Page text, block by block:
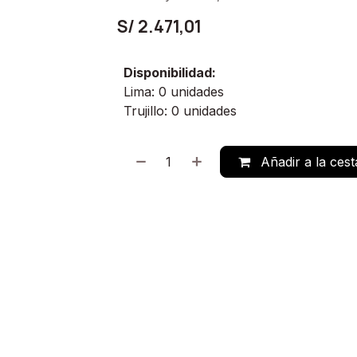
S/ 2.471,01
Disponibilidad:
Lima: 0 unidades
Trujillo: 0 unidades
Añadir a la